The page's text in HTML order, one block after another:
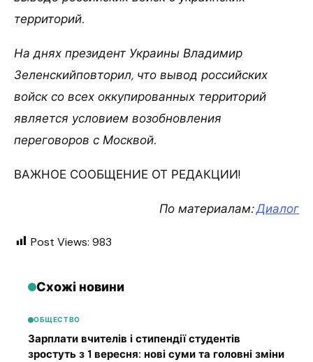
территорий.
На днях президент Украины Владимир
Зеленскийповторил, что вывод российских
войск со всех оккупированных территорий
является условием возобновления
переговоров с Москвой.
ВАЖНОЕ СООБЩЕНИЕ ОТ РЕДАКЦИИ!
По материалам:Диалог
Post Views: 983
Схожі новини
ОБЩЕСТВО
Зарплати вчителів і стипендії студентів
зростуть з 1 вересня: нові суми та головні зміни